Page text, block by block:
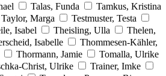
Talas, Funda
Tamkus, Kristina
Taylor, Marga
Testmuster, Testa
Isabel Theisling, Ulla
Thelen,
Isabelle
Thommesen-Kähler,
Thormann, Jamie
Tomalla, Ulrike
Christ, Ulrike
Trainer, Imke